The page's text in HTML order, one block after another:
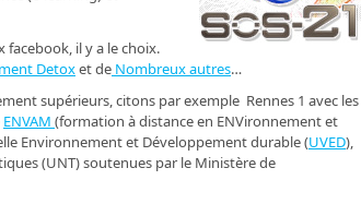
facebook, il y a le choix.
Detoxet de Nombreux autres…
supérieurs, citons par exemple Rennes 1 avec les
ENVAM (formation à distance en ENVironnement et
Environnement et Développement durable (UVED),
(UNT) soutenues par le Ministère de